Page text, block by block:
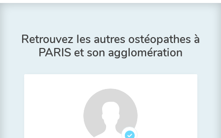
Retrouvez les autres ostéopathes à
PARIS et son agglomération